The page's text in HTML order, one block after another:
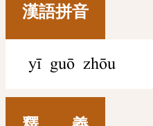
漢語拼音
yī guō zhōu